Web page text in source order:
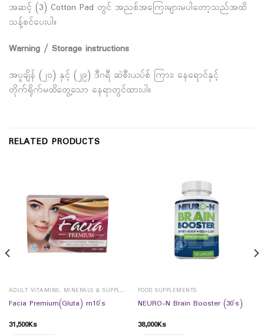
အဆင့် (3) Cotton Pad တွင် အညစ်အကြေးများမပါတော့သည်အထိ
သန့်စင်ပေးပါ။
Warning / Storage instructions
အပူချိန် (၂၀) နှင့် (၂၉) ဒီဂရီ ဆဲစီးယပ်စ် ကြား၊ နေရောင်နှင့်
တိုက်ရိုက်မထိတွေ့သော နေရာတွင်ထားပါ။
RELATED PRODUCTS
ADULT VITAMINS, MINERALS & SUPPLEMENTS
Facia Premium(Gluta) rn10`s
31,500Ks
FOOD SUPPLEMENTS
NEURO-N Brain Booster (30`s)
38,000Ks